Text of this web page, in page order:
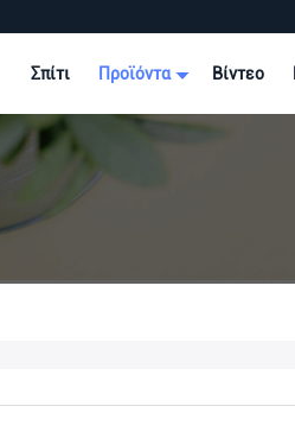
Σπίτι Προϊόντα Βίντεο